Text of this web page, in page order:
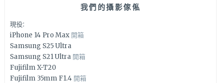
我們的攝影傢俬
現役:
iPhone 14 Pro Max 開箱
Samsung S25 Ultra
Samsung S21 Ultra 開箱
Fujifilm X-T20
Fujifilm 35mm F1.4 開箱